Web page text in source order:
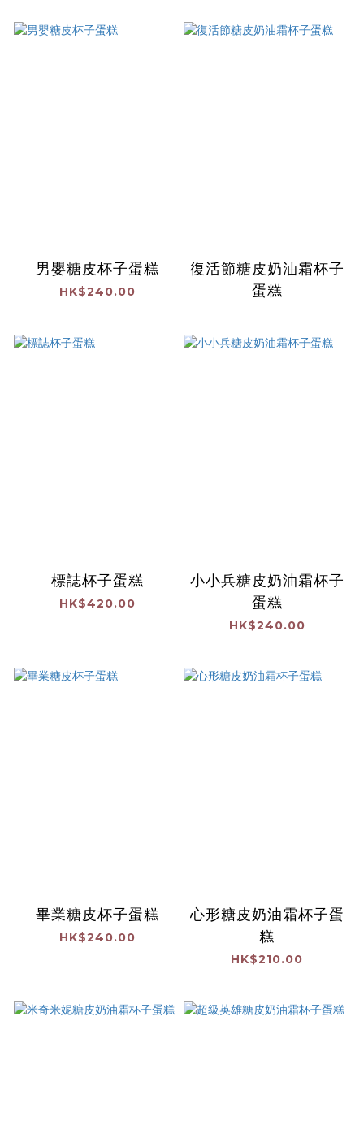
男嬰糖皮杯子蛋糕
HK$240.00
復活節糖皮奶油霜杯子
蛋糕
標誌杯子蛋糕
HK$420.00
小小兵糖皮奶油霜杯子
蛋糕
HK$240.00
畢業糖皮杯子蛋糕
HK$240.00
心形糖皮奶油霜杯子蛋
糕
HK$210.00